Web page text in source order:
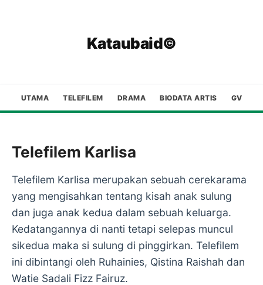
Kataubaid©
UTAMA TELEFILEM DRAMA BIODATA ARTIS GV
Telefilem Karlisa
Telefilem Karlisa merupakan sebuah cerekarama
yang mengisahkan tentang kisah anak sulung
dan juga anak kedua dalam sebuah keluarga.
Kedatangannya di nanti tetapi selepas muncul
sikedua maka si sulung di pinggirkan. Telefilem
ini dibintangi oleh Ruhainies, Qistina Raishah dan
Watie Sadali Fizz Fairuz.